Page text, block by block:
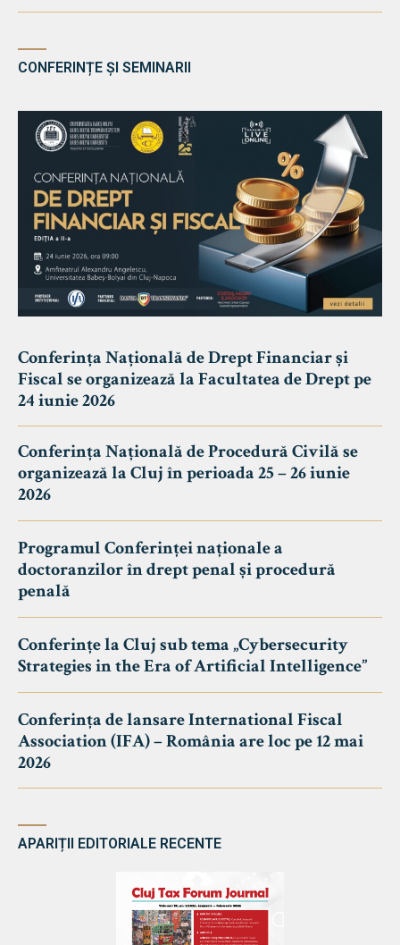
CONFERINȚE ȘI SEMINARII
Conferința Națională de Drept Financiar și
Fiscal se organizează la Facultatea de Drept pe
24 iunie 2026
Conferința Națională de Procedură Civilă se
organizează la Cluj în perioada 25 – 26 iunie
2026
Programul Conferinței naționale a
doctoranzilor în drept penal și procedură
penală
Conferințe la Cluj sub tema „Cybersecurity
Strategies in the Era of Artificial Intelligence”
Conferința de lansare International Fiscal
Association (IFA) – România are loc pe 12 mai
2026
APARIȚII EDITORIALE RECENTE